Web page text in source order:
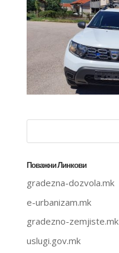
Поважни Линкови
gradezna-dozvola.mk
e-urbanizam.mk
gradezno-zemjiste.mk
uslugi.gov.mk